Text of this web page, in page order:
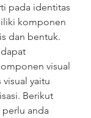
pada identitas
komponen
dan bentuk.
visual
yaitu
Berikut
anda